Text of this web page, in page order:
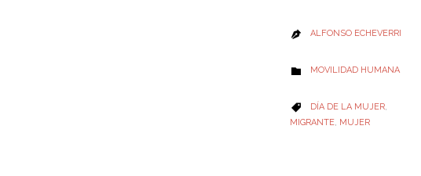
 ALFONSO ECHEVERRI
 CATEGORY
MOVILIDAD HUMANA
 CATEGORY
DÍA DE LA MUJER,
MIGRANTE, MUJER